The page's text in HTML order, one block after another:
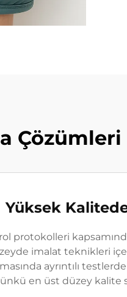
Yüksek
protokolleri
imalat teknikleri
ayrıntılı
en üst düzey kalite